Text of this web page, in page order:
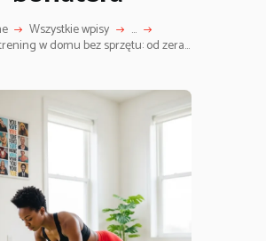
Wszystkie wpisy ...
w domu bez sprzętu: od zera...